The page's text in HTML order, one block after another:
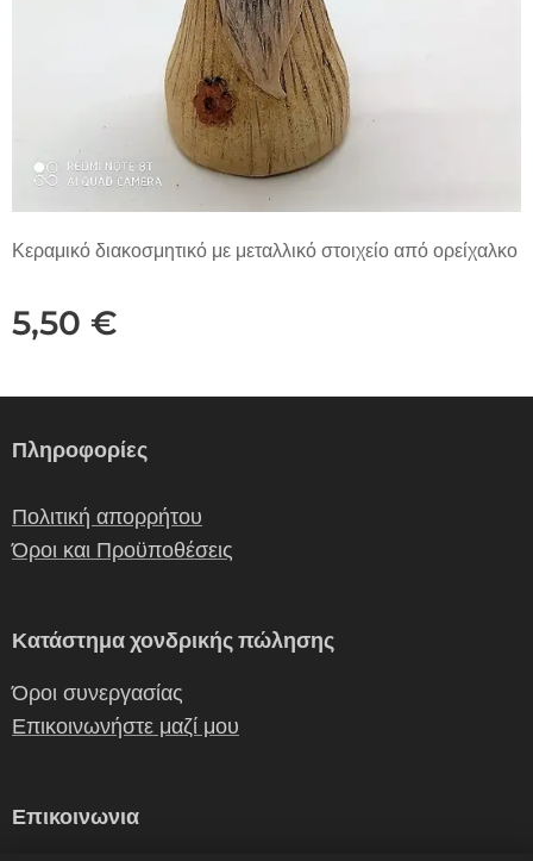
Κεραμικό διακοσμητικό με μεταλλικό στοιχείο από ορείχαλκο
5,50 €
Πληροφορίες
Πολιτική απορρήτου
Όροι και Προϋποθέσεις
Κατάστημα χονδρικής πώλησης
Όροι συνεργασίας
Επικοινωνήστε μαζί μου
Επικοινωνια